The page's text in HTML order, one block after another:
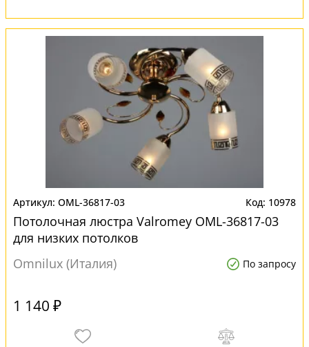
OML-36817-03 10978
Потолочная люстра Valromey OML-36817-03
для низких потолков
Omnilux (Италия)
По запросу
1 140 ₽